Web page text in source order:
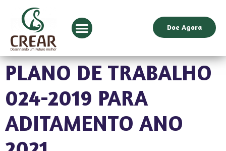
Doe Agora
PLANO DE TRABALHO
024-2019 PARA
ADITAMENTO ANO